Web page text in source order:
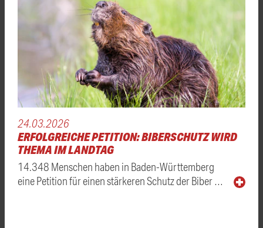
24.03.2026
ERFOLGREICHE PETITION: BIBERSCHUTZ WIRD
THEMA IM LANDTAG
14.348 Menschen haben in Baden-Württemberg
eine Petition für einen stärkeren Schutz der Biber …